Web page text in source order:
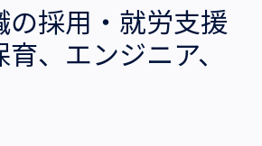
の採用・就労支援
育、エンジニア、